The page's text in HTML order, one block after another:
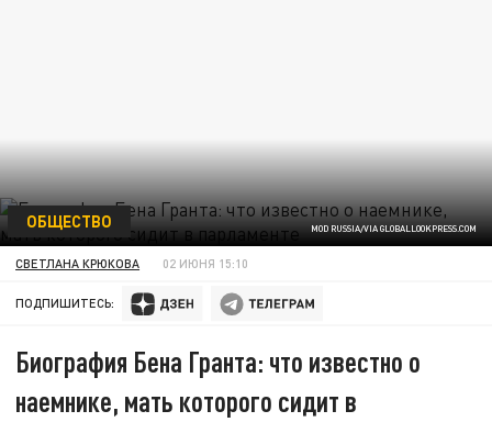
MOD RUSSIA/VIA GLOBALLOOKPRESS.COM
ОБЩЕСТВО
СВЕТЛАНА КРЮКОВА 02 ИЮНЯ 15:10
ПОДПИШИТЕСЬ:
Биография Бена Гранта: что известно о
наемнике, мать которого сидит в